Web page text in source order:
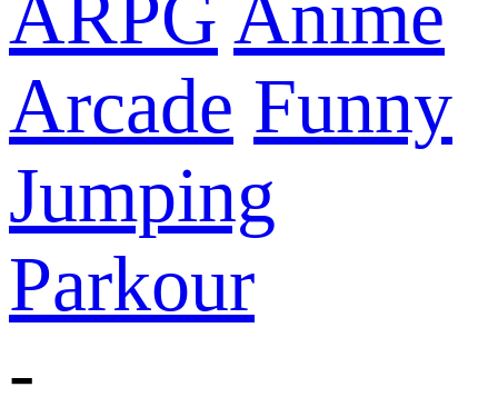
ARPG Anime
Arcade Funny
Jumping
Parkour
-